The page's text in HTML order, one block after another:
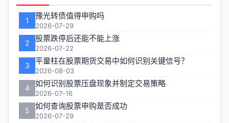
能
区
1 豫光转债值得申购吗
2026-07-29
2 股票跌停后还能不能上涨
2026-07-22
3 平量柱在股票期货交易中如何识别关键信号？
2026-08-03
4 如何识别股票压盘现象并制定交易策略
2026-07-16
5 如何查询股票申购是否成功
2026-07-29